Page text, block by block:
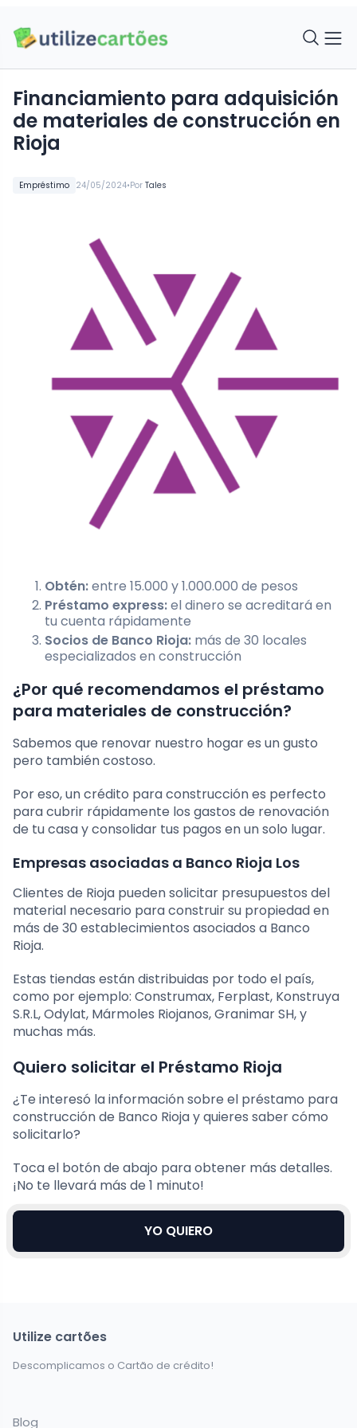
Empréstimo 24/05/2024•Por Tales
Financiamiento para adquisición
de materiales de construcción en
Rioja
Obtén:entre 15.000 y 1.000.000 de pesos
Préstamo express:el dinero se acreditará en
tu cuenta rápidamente
Socios de Banco Rioja: más de 30 locales
especializados en construcción
¿Por qué recomendamos el préstamo
para materiales de construcción?
Sabemos que renovar nuestro hogar es un gusto
pero también costoso.
Por eso, un crédito para construcción es perfecto
para cubrir rápidamente los gastos de renovación
de tu casa y consolidar tus pagos en un solo lugar.
Empresas asociadas a Banco Rioja Los
Clientes de Rioja pueden solicitar presupuestos del
material necesario para construir su propiedad en
más de 30 establecimientos asociados a Banco
Rioja.
Estas tiendas están distribuidas por todo el país,
como por ejemplo: Construmax, Ferplast, Konstruya
S.R.L, Odylat, Mármoles Riojanos, Granimar SH, y
muchas más.
Quiero solicitar el Préstamo Rioja
¿Te interesó la información sobre el préstamo para
construcción de Banco Rioja y quieres saber cómo
solicitarlo?
Toca el botón de abajo para obtener más detalles.
¡No te llevará más de 1 minuto!
YO QUIERO
Utilize cartões
Descomplicamos o Cartão de crédito!
Blog